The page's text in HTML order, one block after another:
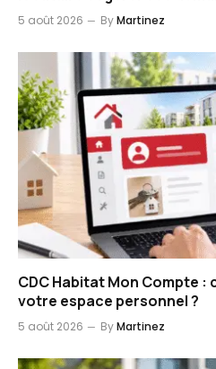
5 août 2026 ByMartinez
CDC Habitat Mon Compte
votre espace personnel ?
5 août 2026 ByMartinez